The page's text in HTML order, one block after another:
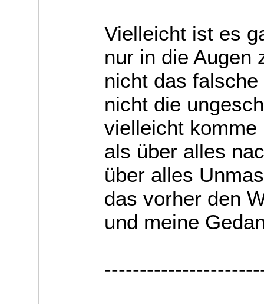
Vielleicht ist es
nur in die Augen
nicht das falsche
nicht die
vielleicht
als über alles
über alles
das vorher den
und meine